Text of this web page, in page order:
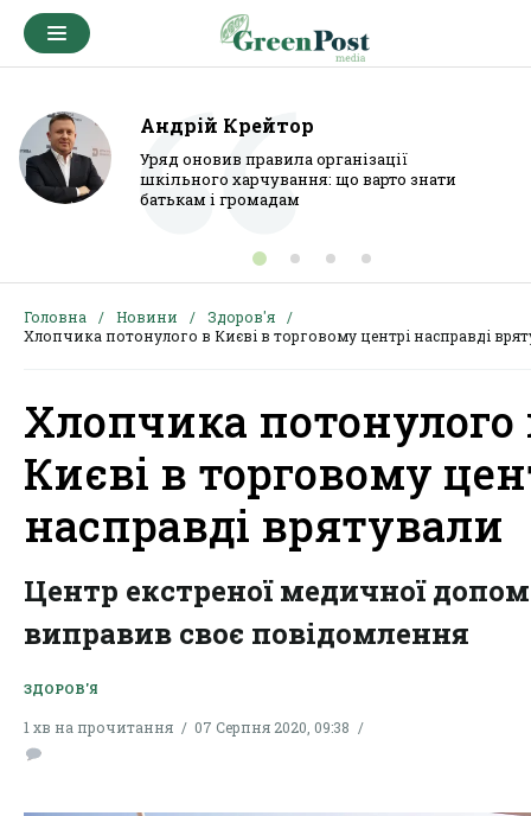
Андрій Крейтор
Уряд оновив правила організації
шкільного харчування: що варто знати
батькам і громадам
Головна Новини
Здоров'я
Хлопчика потонулого в Києві в торговому центрі насправді
Хлопчика потонулого
Києві в торговому
насправді врятували
Центр екстреної медичної
виправив своє повідомлення
ЗДОРОВ'Я
1 хв на прочитання 07 Серпня 2020, 09:38